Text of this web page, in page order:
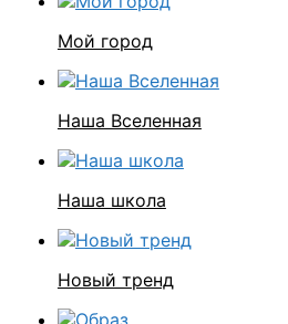
Мой город
Наша Вселенная
Наша школа
Новый тренд